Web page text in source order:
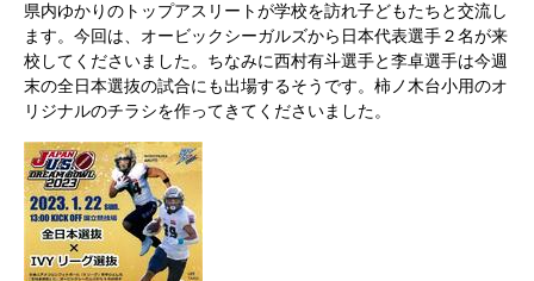
県内ゆかりのトップアスリートが学校を訪れ子どもたちと交流し
ます。今回は、オービックシーガルズから日本代表選手２名が来
校してくださいました。ちなみに西村有斗選手と李卓選手は今週
末の全日本選抜の試合にも出場するそうです。柿ノ木台小用のオ
リジナルのチラシを作ってきてくださいました。